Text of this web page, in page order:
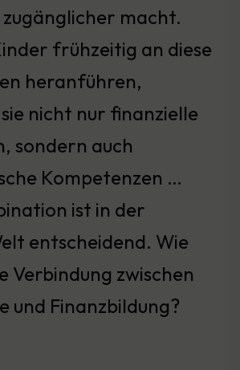
macht.
frühzeitig an diese
heranführen,
nicht nur finanzielle
sondern auch
Kompetenzen …
ist in der
entscheidend. Wie
Verbindung zwischen
und Finanzbildung?